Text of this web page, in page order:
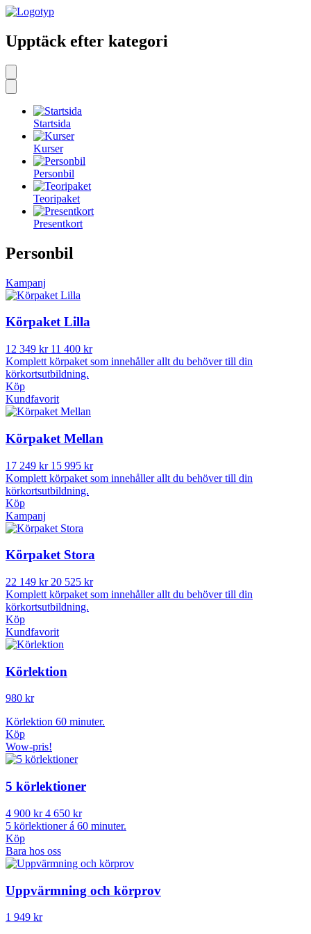
Upptäck efter kategori
Startsida
Kurser
Personbil
Teoripaket
Presentkort
Personbil
Kampanj
Körpaket Lilla
12 349 kr 11 400 kr
Komplett körpaket som innehåller allt du behöver till din
körkortsutbildning.
Köp
Kundfavorit
Körpaket Mellan
17 249 kr 15 995 kr
Komplett körpaket som innehåller allt du behöver till din
körkortsutbildning.
Köp
Kampanj
Körpaket Stora
22 149 kr 20 525 kr
Komplett körpaket som innehåller allt du behöver till din
körkortsutbildning.
Köp
Kundfavorit
Körlektion
980 kr
Körlektion 60 minuter.
Köp
Wow-pris!
5 körlektioner
4 900 kr4 650 kr
5 körlektioner á 60 minuter.
Köp
Bara hos oss
Uppvärmning och körprov
1 949 kr